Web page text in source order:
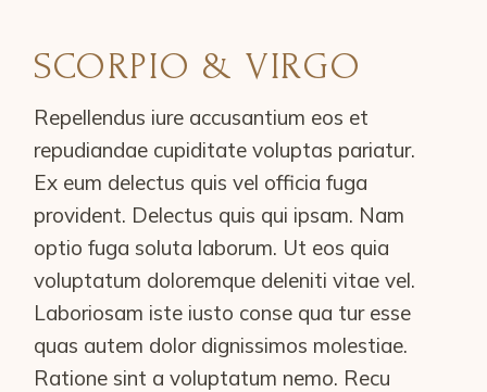
SCORPIO & VIRGO
Repellendus iure accusantium eos et
repudiandae cupiditate voluptas pariatur.
Ex eum delectus quis vel officia fuga
provident. Delectus quis qui ipsam. Nam
optio fuga soluta laborum. Ut eos quia
voluptatum doloremque deleniti vitae vel.
Laboriosam iste iusto conse qua tur esse
quas autem dolor dignissimos molestiae.
Ratione sint a voluptatum nemo. Recu